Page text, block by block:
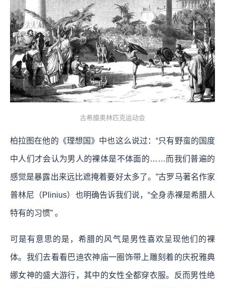
古希腊奥林匹克运动会
柏拉图在他的《理想国》中也这么说过：“只有野蛮的国度
中人们才会认为男人的裸体是不体面的……而我们普遍的
感觉是暴露出来远比遮掩着要好太多了。”古罗马著名作家
普林尼（Plinius）也明确告诉我们说，“全身赤裸是希腊人
特有的习惯” 。
可是有意思的是，希腊的风气是男性喜欢呈现他们的裸
体。我们去看看巴迪农神庙一圈饰带上雕刻着的庆祝雅典
娜女神的盛大游行，其中的女性全都穿衣服。反而男性绝